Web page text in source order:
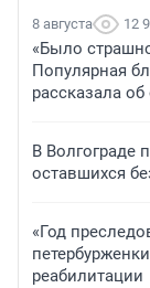
8 августа 12
«Было
Популярная
рассказала
В Волгограде
оставшихся
«Год
реабилитации